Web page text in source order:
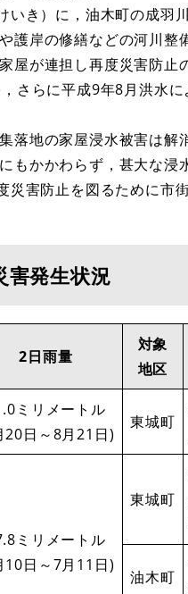
き）に，油木町の成羽
護岸の修繕などの河川
屋が連担し再度災害防
さらに平成9年8月洪水
落地の家屋浸水被害は
もかかわらず，甚大な
災害防止を図るために市
発生状況
2日雨量
対象
地区
ミリメートル
20日～8月21日)
東城町
ミリメートル
10日～7月11日)
東城町
油木町